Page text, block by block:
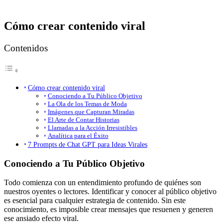
Cómo crear contenido viral
Contenidos
Cómo crear contenido viral
Conociendo a Tu Público Objetivo
La Ola de los Temas de Moda
Imágenes que Capturan Miradas
El Arte de Contar Historias
Llamadas a la Acción Irresistibles
Analítica para el Éxito
7 Prompts de Chat GPT para Ideas Virales
Conociendo a Tu Público Objetivo
Todo comienza con un entendimiento profundo de quiénes son
nuestros oyentes o lectores. Identificar y conocer al público objetivo
es esencial para cualquier estrategia de contenido. Sin este
conocimiento, es imposible crear mensajes que resuenen y generen
ese ansiado efecto viral.